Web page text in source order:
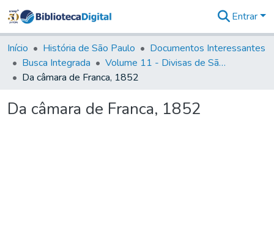
&
Coleções
Tudo na
Biblioteca
Estatísticas
Entrar
Início História de São Paulo
Documentos Interessantes
Busca Integrada
Volume 11 - Divisas de São Paulo e Minas Gerais
Da câmara de Franca, 1852
Da câmara de Franca, 1852